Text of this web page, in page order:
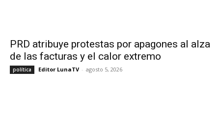
PRD atribuye protestas por apagones al alza
de las facturas y el calor extremo
política Editor LunaTV - agosto 5, 2026